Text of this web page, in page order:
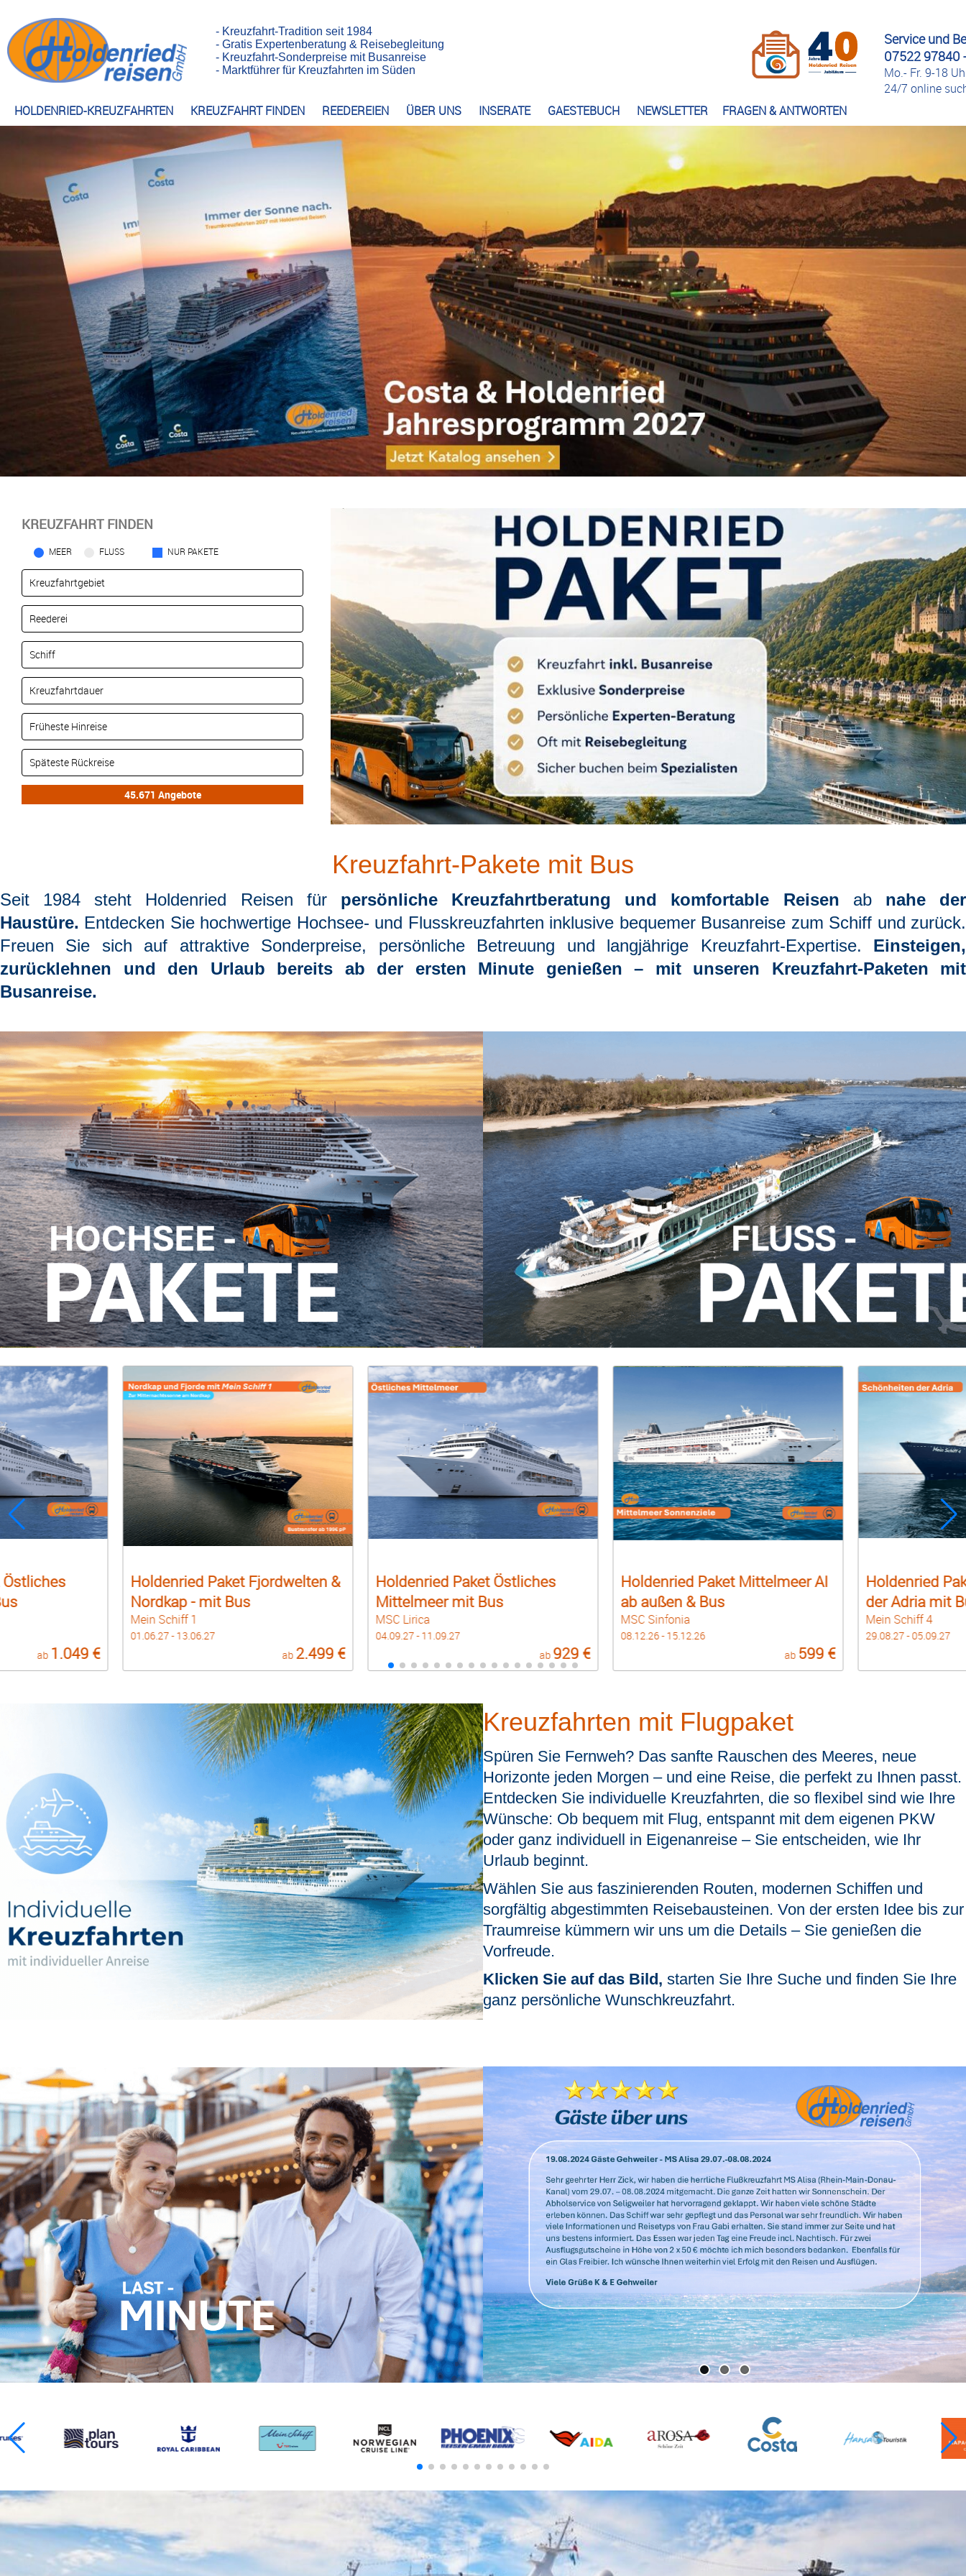
HOLDENRIED-KREUZFAHRTEN KREUZFAHRT FINDEN REEDEREIEN ÜBER UNS INSERATE GAESTEBUCH NEWSLETTER FRAGEN & ANTWORTEN
Service und
07522 97840
Mo.- Fr. 9-18
24/7 online
- Kreuzfahrt-Tradition seit 1984
- Gratis Expertenberatung & Reisebegleitung
- Kreuzfahrt-Sonderpreise mit Busanreise
- Marktführer für Kreuzfahrten im Süden
KREUZFAHRT FINDEN
MEER FLUSS NUR PAKETE
Kreuzfahrt-Pakete mit Bus
Seit 1984 steht Holdenried Reisen für persönliche Kreuzfahrtberatung und komfortable Reisen ab nahe der
Haustüre. Entdecken Sie hochwertige Hochsee- und Flusskreuzfahrten inklusive bequemer Busanreise zum Schiff und zurück.
Freuen Sie sich auf attraktive Sonderpreise, persönliche Betreuung und langjährige Kreuzfahrt-Expertise. Einsteigen,
zurücklehnen und den Urlaub bereits ab der ersten Minute genießen
– mit unseren Kreuzfahrt-Paketen mit
Busanreise.
ab 1.049 €
Holdenried Paket Fjordwelten &
Nordkap - mit Bus
Mein Schiff 1
01.06.27 - 13.06.27
ab 2.499 €
Holdenried Paket Östliches
Mittelmeer mit Bus
MSC Lirica
04.09.27 - 11.09.27
ab 929 €
Holdenried Paket Mittelmeer AI
ab außen & Bus
MSC Sinfonia
08.12.26 - 15.12.26
ab 599 €
Holdenried
der Adria mit
Mein Schiff 4
29.08.27 - 05.09.27
Kreuzfahrten mit Flugpaket
Spüren Sie Fernweh? Das sanfte Rauschen des Meeres, neue
Horizonte jeden Morgen – und eine Reise, die perfekt zu Ihnen passt.
Entdecken Sie individuelle Kreuzfahrten, die so flexibel sind wie Ihre
Wünsche: Ob bequem mit Flug, entspannt mit dem eigenen PKW
oder ganz individuell in Eigenanreise – Sie entscheiden, wie Ihr
Urlaub beginnt.
Wählen Sie aus faszinierenden Routen, modernen Schiffen und
sorgfältig abgestimmten Reisebausteinen. Von der ersten Idee bis zur
Traumreise kümmern wir uns um die Details – Sie genießen die
Vorfreude.
Klicken Sie auf das Bild, starten Sie Ihre Suche und finden Sie Ihre
ganz persönliche Wunschkreuzfahrt.